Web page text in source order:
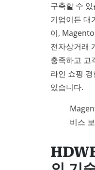
구축할 수
기업이든 대
이,
전자상거래
충족하고 고
라인 쇼핑
있습니다.
비스